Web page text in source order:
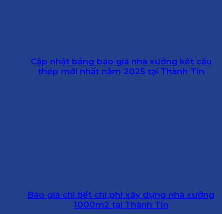
Cập nhật bảng báo giá nhà xưởng kết cấu
thép mới nhất năm 2025 tại Thành Tín
Báo giá chi tiết chi phí xây dựng nhà xưởng
1000m2 tại Thành Tín